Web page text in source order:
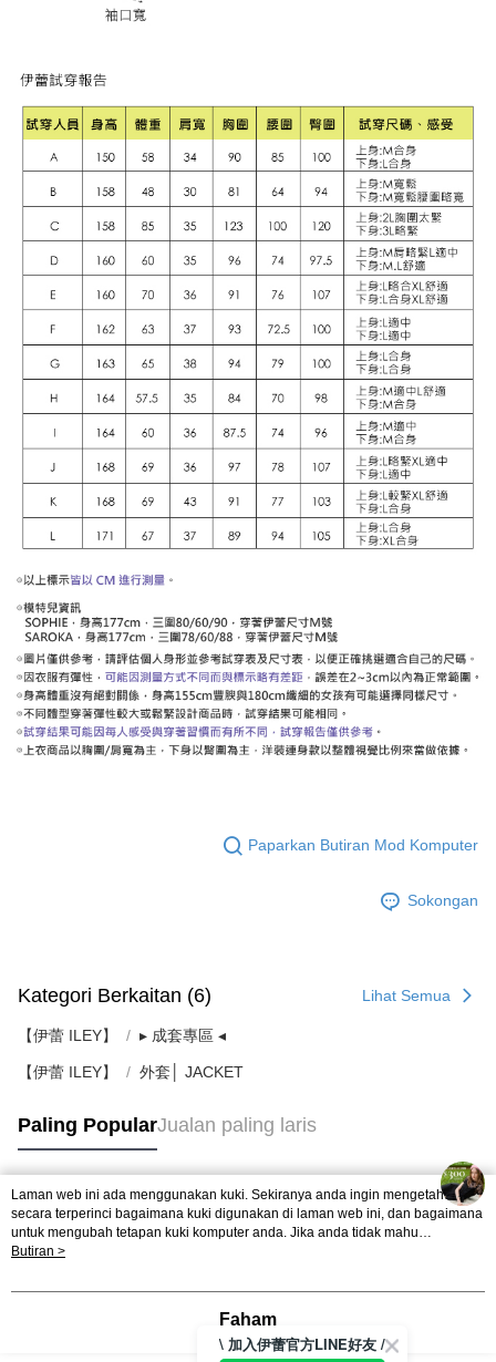
Paparkan Butiran Mod Komputer
Sokongan
Kategori Berkaitan (6) Lihat Semua
【伊蕾 ILEY】 ▸ 成套專區 ◂
【伊蕾 ILEY】 外套│ JACKET
Paling PopularJualan paling laris
Tag Popular
Laman web ini ada menggunakan kuki. Sekiranya anda ingin mengetahui
secara terperinci bagaimana kuki digunakan di laman web ini, dan bagaimana
untuk mengubah tetapan kuki komputer anda. Jika anda tidak mahu
menggunakan kuki di komputer anda, sila rujuk penerangan mengenai kuki.
mengetahui secara terperinci bagaimana kuki digunakan di laman web ini,
mahu menggunakan kuki di komputer anda, sila rujuk penerangan mengenai
Butiran >
Faham
\ 加入伊蕾官方LINE好友 /